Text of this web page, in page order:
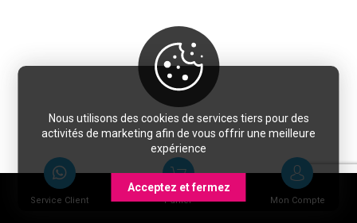
Service Client Panier Mon Compte
Nous utilisons des cookies de services tiers pour des
activités de marketing afin de vous offrir une meilleure
expérience
Acceptez et fermez